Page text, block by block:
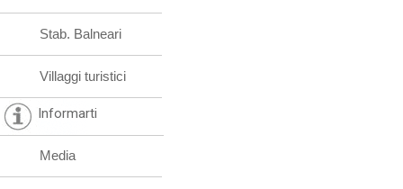
Stab. Balneari
Villaggi turistici
Informarti
Media